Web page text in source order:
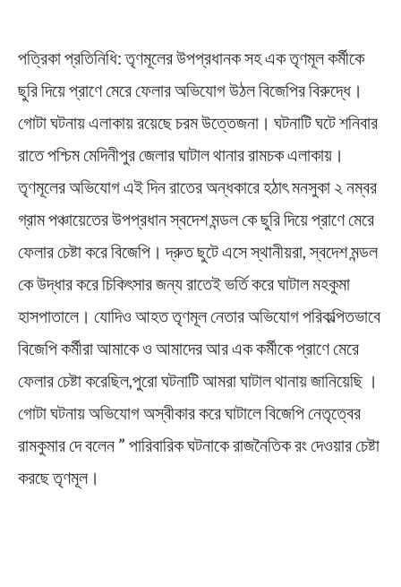
পত্রিকা প্রতিনিধি: তৃণমূলের উপপ্রধানক সহ এক তৃণমূল কর্মীকে
ছুরি দিয়ে প্রাণে মেরে ফেলার অভিযোগ উঠল বিজেপির বিরুদ্ধে।
গোটা ঘটনায় এলাকায় রয়েছে চরম উত্তেজনা। ঘটনাটি ঘটে শনিবার
রাতে পশ্চিম মেদিনীপুর জেলার ঘাটাল থানার রামচক এলাকায়।
তৃণমূলের অভিযোগ এই দিন রাতের অন্ধকারে হঠাৎ মনসুকা ২ নম্বর
গ্রাম পঞ্চায়েতের উপপ্রধান স্বদেশ মন্ডল কে ছুরি দিয়ে প্রাণে মেরে
ফেলার চেষ্টা করে বিজেপি। দ্রুত ছুটে এসে স্থানীয়রা, স্বদেশ মন্ডল
কে উদ্ধার করে চিকিৎসার জন্য রাতেই ভর্তি করে ঘাটাল মহকুমা
হাসপাতালে। যোদিও আহত তৃণমূল নেতার অভিযোগ পরিকল্পিতভাবে
বিজেপি কর্মীরা আমাকে ও আমাদের আর এক কর্মীকে প্রাণে মেরে
ফেলার চেষ্টা করেছিল,পুরো ঘটনাটি আমরা ঘাটাল থানায় জানিয়েছি ।
গোটা ঘটনায় অভিযোগ অস্বীকার করে ঘাটালে বিজেপি নেতৃত্বের
রামকুমার দে বলেন ” পারিবারিক ঘটনাকে রাজনৈতিক রং দেওয়ার চেষ্টা
করছে তৃণমূল।